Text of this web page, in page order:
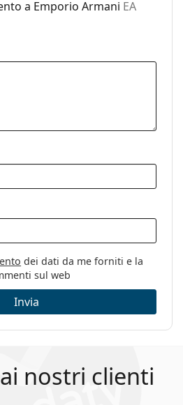
Armani
a Emporio Armani EA
dei dati da me forniti e la
sul web
Invia
nostri clienti